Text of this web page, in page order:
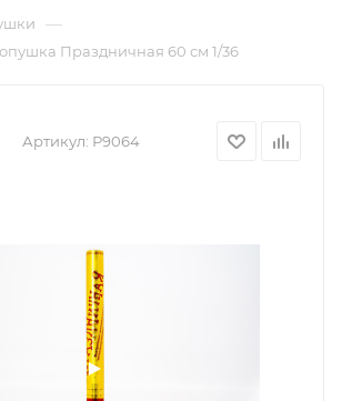
—
Праздничная 60 см 1/36
Артикул: Р9064